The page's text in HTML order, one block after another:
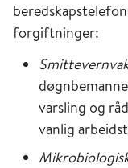
forgiftninger:
varsling og
vanlig